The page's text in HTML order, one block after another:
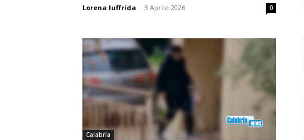
Lorena Iuffrida - 3 Aprile 2026 0
Calabria